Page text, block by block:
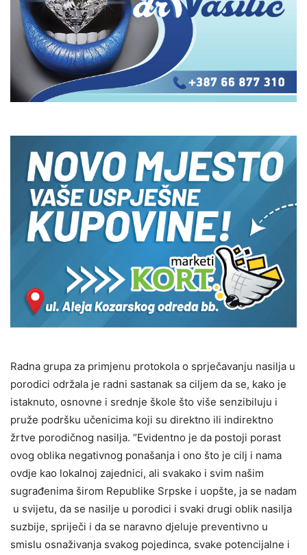
Radna grupa za primjenu protokola o sprječavanju nasilja u
porodici održala je radni sastanak sa ciljem da se, kako je
istaknuto, osnovne i srednje škole što više senzibiluju i
pruže podršku učenicima koji su direktno ili indirektno
žrtve porodičnog nasilja. “Evidentno je da postoji porast
ovog oblika negativnog ponašanja i ono što je cilj i nama
ovdje kao lokalnoj zajednici, ali svakako i svim našim
sugrađenima širom Republike Srpske i uopšte, ja se nadam
u svijetu, da se nasilje u porodici i svaki drugi oblik nasilja
suzbije, spriječi i da se naravno djeluje preventivno u
smislu osnaživanja svakog pojedinca, svake potencijalne i